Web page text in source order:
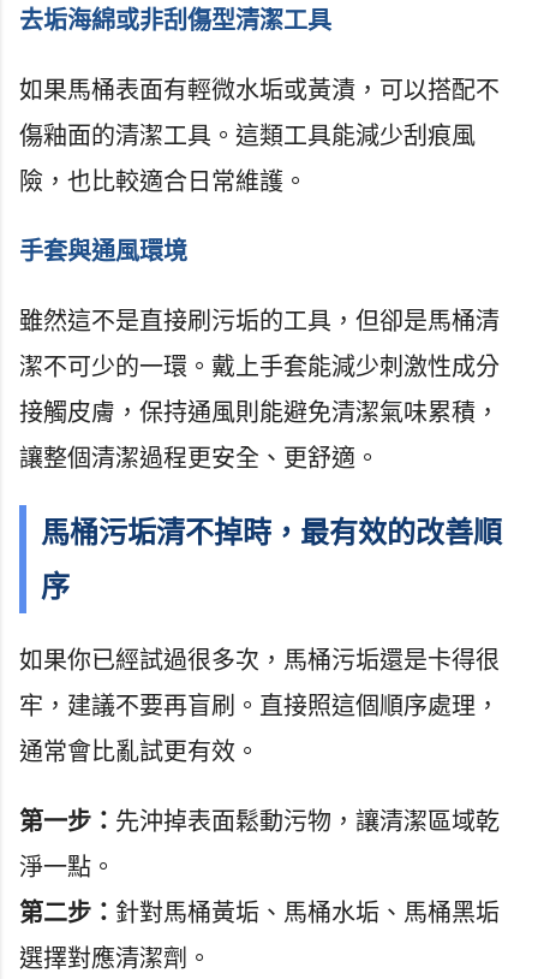
去垢海綿或非刮傷型清潔工具
如果馬桶表面有輕微水垢或黃漬，可以搭配不
傷釉面的清潔工具。這類工具能減少刮痕風
險，也比較適合日常維護。
手套與通風環境
雖然這不是直接刷污垢的工具，但卻是馬桶清
潔不可少的一環。戴上手套能減少刺激性成分
接觸皮膚，保持通風則能避免清潔氣味累積，
讓整個清潔過程更安全、更舒適。
馬桶污垢清不掉時，最有效的改善順
序
如果你已經試過很多次，馬桶污垢還是卡得很
牢，建議不要再盲刷。直接照這個順序處理，
通常會比亂試更有效。
第一步： 先沖掉表面鬆動污物，讓清潔區域乾
淨一點。
第二步： 針對馬桶黃垢、馬桶水垢、馬桶黑垢
選擇對應清潔劑。